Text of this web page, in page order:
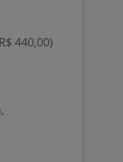
440,00)